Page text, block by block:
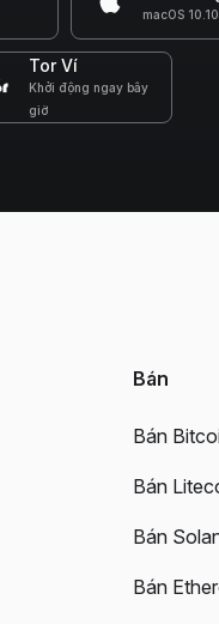
macOS
Tor Ví
Khởi động ngay bây
giờ
Bán
Bán
Bán
Bán
Bán